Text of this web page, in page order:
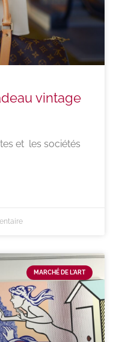
vintage
et les sociétés
MARCHÉ DE L'ART